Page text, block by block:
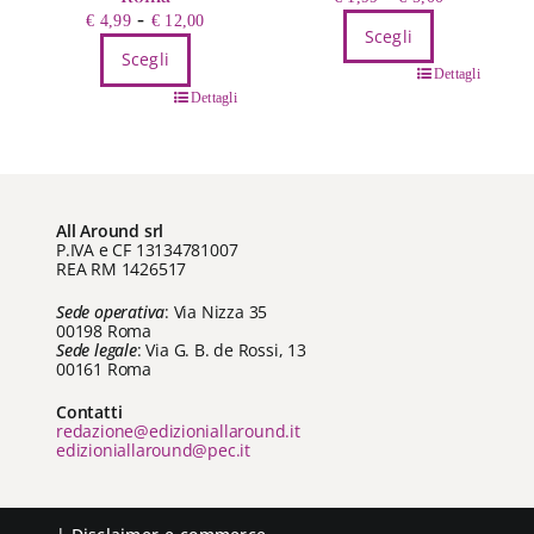
€ 4,99 - € 12,00Fascia
da
Scegli
Le
opzioni
essere
scelte
nella
del
prodotto
Dettagli
da
Scegli
nella
prodotto
Dettagli
All Around srl
P.IVA e CF 13134781007
REA RM 1426517
Sede operativa: Via Nizza 35
00198 Roma
Sede legale: Via G. B. de Rossi, 13
00161 Roma
Contatti
redazione@edizioniallaround.it
edizioniallaround@pec.it